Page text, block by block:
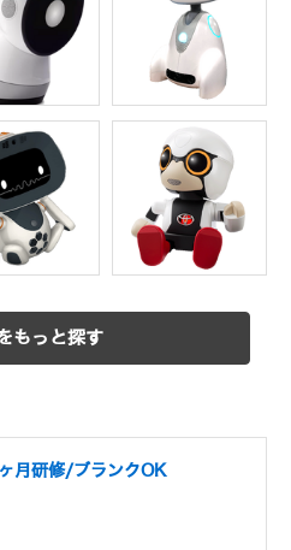
もっと探す
月研修/ブランクOK